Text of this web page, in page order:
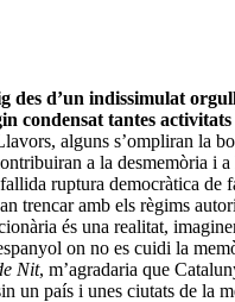
des d’un indissimulat
condensat tantes
alguns s’ompliran la
a la desmemòria i a
ruptura democràtica de
trencar amb els règims
és una realitat,
on no es cuidi la
Nit, m’agradaria que
un país i unes ciutats de la